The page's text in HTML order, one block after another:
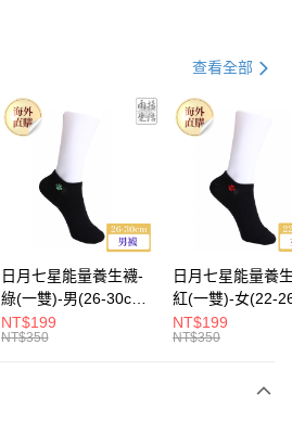
查看運費
查看全部
日月七星能量養生襪-
綠(一雙)-男(26-30cm)-
船型（限海外直購）
Socks
NT$199
NT$350
日月七星能量養
紅(一雙)-女(22-
-船型 （限海外
Socks
NT$199
NT$350